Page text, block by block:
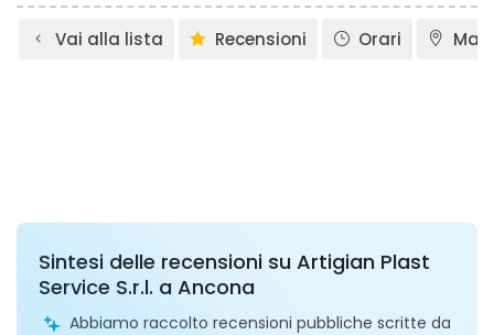
Vai alla lista Recensioni Orari
Sintesi delle recensioni su Artigian Plast
Service S.r.l. a Ancona
Abbiamo raccolto recensioni pubbliche scritte da